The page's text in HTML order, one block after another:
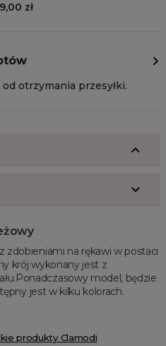
zł
otrzymania przesyłki.
zdobieniami na rękawi w postaci
krój wykonany jest z
model, będzie
jest w kilku kolorach.
produkty Clamodi